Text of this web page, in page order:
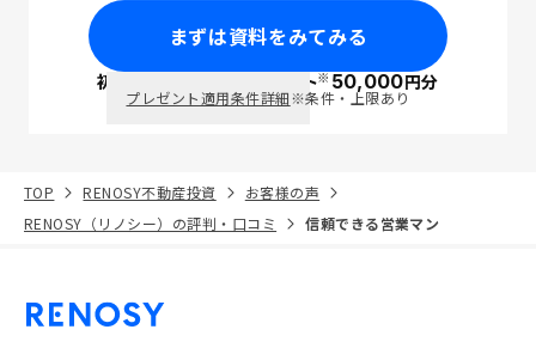
まずは資料をみてみる
初回面談で ポイント※50,000円分
プレゼント適用条件詳細※条件・上限あり
TOP RENOSY不動産投資
お客様の声
RENOSY（リノシー）の評判・口コミ
信頼できる営業マン